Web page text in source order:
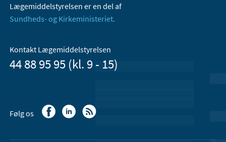
Lægemiddelstyrelsen er en del af
Sundheds- og Kirkeministeriet.
Kontakt Lægemiddelstyrelsen
44 88 95 95 (kl. 9 - 15)
Følg os